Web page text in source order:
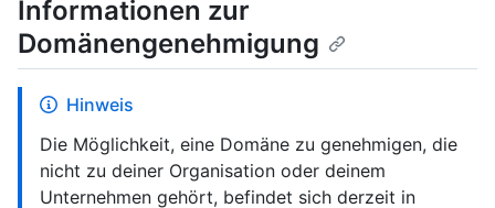
Informationen zur
Domänengenehmigung
Hinweis
Die Möglichkeit, eine Domäne zu genehmigen, die
nicht zu deiner Organisation oder deinem
Unternehmen gehört, befindet sich derzeit in